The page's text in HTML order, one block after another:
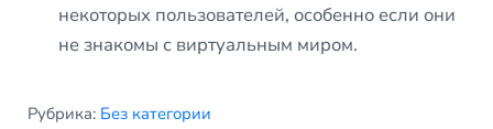
некоторых пользователей, особенно если они
не знакомы с виртуальным миром.
Рубрика: Без категории